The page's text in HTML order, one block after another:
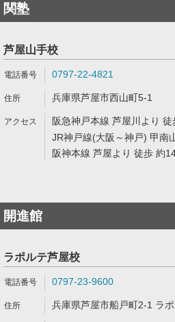
関塾
芦屋山手校
0797-22-4821
兵庫県芦屋市西山町5-1
阪急神戸本線 芦屋川より
JR神戸線(大阪～神戸) 甲南
阪神本線 芦屋より 徒歩 約
開進館
ラポルテ芦屋校
0797-23-9600
兵庫県芦屋市船戸町2-1 ラ